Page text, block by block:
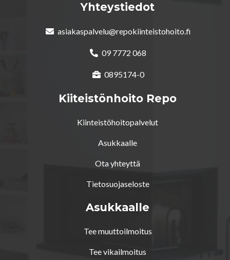
Yhteystiedot
asiakaspalvelu@repokiinteistohoito.fi
09 7772 068
0895174-0
Kiiteistönhoito Repo
Kiinteistöhoitopalvelut
Asukkaalle
Ota yhteyttä
Tietosuojaseloste
Asukkaalle
Tee muuttoilmoitus
Tee vikailmoitus